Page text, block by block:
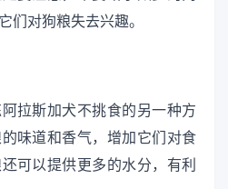
们对狗粮失去兴趣。
拉斯加犬不挑食的另一种方
味道和香气，增加它们对食
可以提供更多的水分，有利